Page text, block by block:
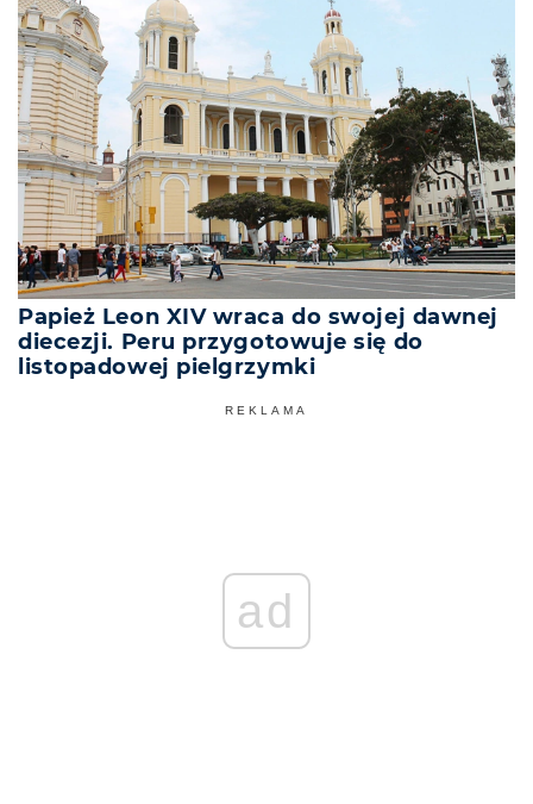
Papież Leon XIV wraca do swojej dawnej
diecezji. Peru przygotowuje się do
listopadowej pielgrzymki
REKLAMA
ad